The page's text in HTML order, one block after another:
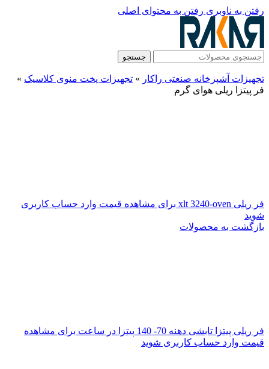
رفتن به ناوبری رفتن به محتوای اصلی
جستجو
تجهیزات آشپزخانه صنعتی راکار » تجهیزات پخت منوی کلاسیک »
فر پیتزا ریلی هوای گرم
فر ریلی xlt 3240-oven
برای مشاهده قیمت وارد حساب کاربری
شوید
بازگشت به محصولات
فر ریلی پیتزا تابشی دهنه 70- 140 پیتزا در ساعت
برای مشاهده
قیمت وارد حساب کاربری شوید